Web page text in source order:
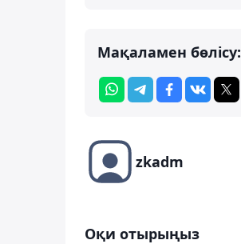
Мақаламен бөлісу:
zkadm
Оқи отырыңыз